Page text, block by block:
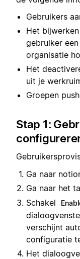
Gebruikers
Het
gebruiker
organisatie
Het
uit je
Groepen
Stap 1:
Ga naar
Ga naar het
Schakel
verschijnt
configuratie
Het